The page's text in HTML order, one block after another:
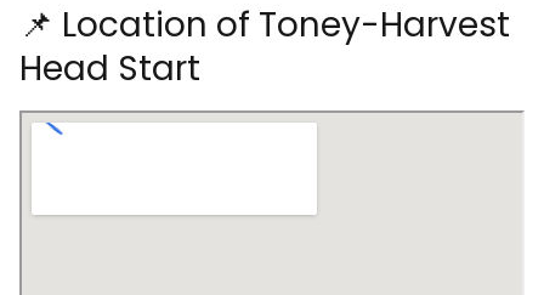
📌 Location of Toney-Harvest
Head Start